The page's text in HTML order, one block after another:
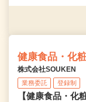
健康食品・化
株式会社SOUKEN
業務委託 登録制
【健康食品・化